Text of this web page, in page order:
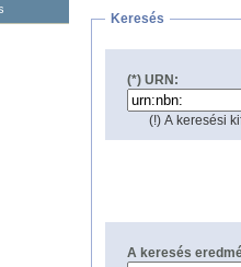
Keresés
(*) URN:
(!) A keresési
A keresés